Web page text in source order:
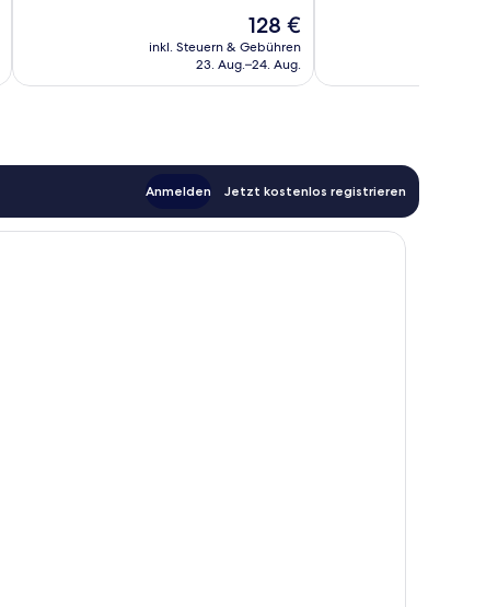
Der
Preis
beträgt
128 €
inkl. Steuern & Gebühren
23. Aug.–24. Aug.
Anmelden Jetzt kostenlos registrieren